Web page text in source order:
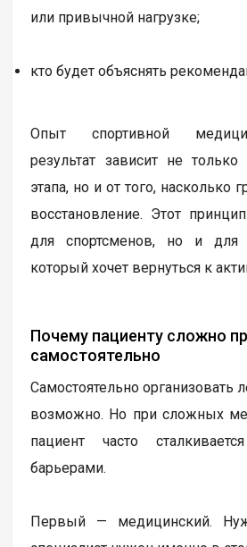
или привычной нагрузке;
кто будет объяснять
Опыт спортивной
результат зависит не только
этапа, но и от того, насколько
восстановление. Этот
для спортсменов, но и для
который хочет вернуться к
Почему пациенту сложно
самостоятельно
Самостоятельно организовать
возможно. Но при сложных
пациент часто
барьерами.
Первый — медицинский.